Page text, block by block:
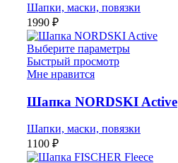
Шапки, маски, повязки
1990 ₽
Выберите параметры
Быстрый просмотр
Мне нравится
Шапка NORDSKI Active
Шапки, маски, повязки
1100 ₽